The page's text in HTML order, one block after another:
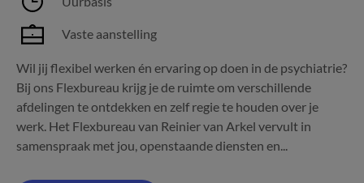
Vaste aanstelling
Wil jij flexibel werken én ervaring op doen in de psychiatrie?
Bij ons Flexbureau krijg je de ruimte om verschillende
afdelingen te ontdekken en zelf regie te houden over je
werk. Het Flexbureau van Reinier van Arkel vervult in
samenspraak met jou, openstaande diensten en...